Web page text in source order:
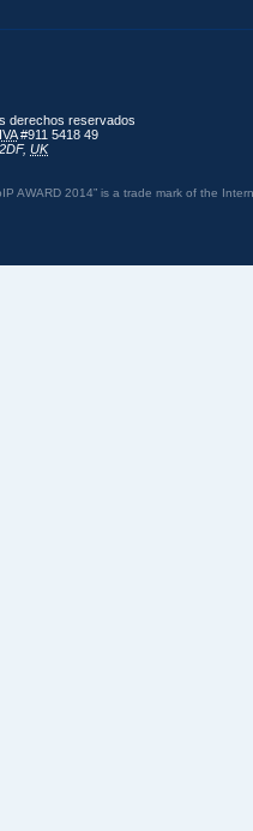
derechos reservados
IVA#911 5418 49
, UK
AWARD 2014” is a trade mark of the